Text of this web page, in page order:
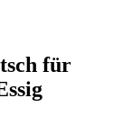
für